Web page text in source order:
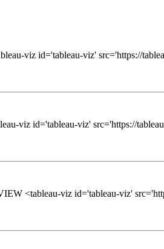
viz id='tableau-viz' src='https://
<tableau-viz id='tableau-viz'